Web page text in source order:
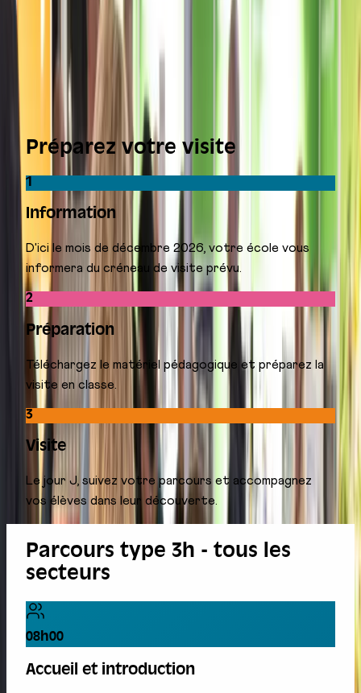
Préparez votre visite
1
Information
D'ici le mois de décembre 2026, votre école vous
informera du créneau de visite prévu.
2
Préparation
Téléchargez le matériel pédagogique et préparez la
visite en classe.
3
Visite
Le jour J, suivez votre parcours et accompagnez
vos élèves dans leur découverte.
Parcours type 3h - tous les
secteurs
08h00
Accueil et introduction